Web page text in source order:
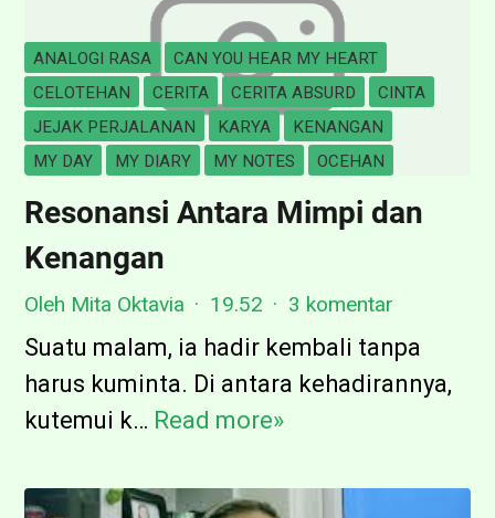
ANALOGI RASA
CAN YOU HEAR MY HEART
CELOTEHAN
CERITA CERITA ABSURD
CINTA
JEJAK PERJALANAN
KARYA
KENANGAN
MY DAY
MY DIARY MY NOTES OCEHAN
Resonansi Antara Mimpi dan
Kenangan
Oleh Mita Oktavia 19.52 3 komentar
Suatu malam, ia hadir kembali tanpa
harus kuminta. Di antara kehadirannya,
kutemui k… Read more»
s